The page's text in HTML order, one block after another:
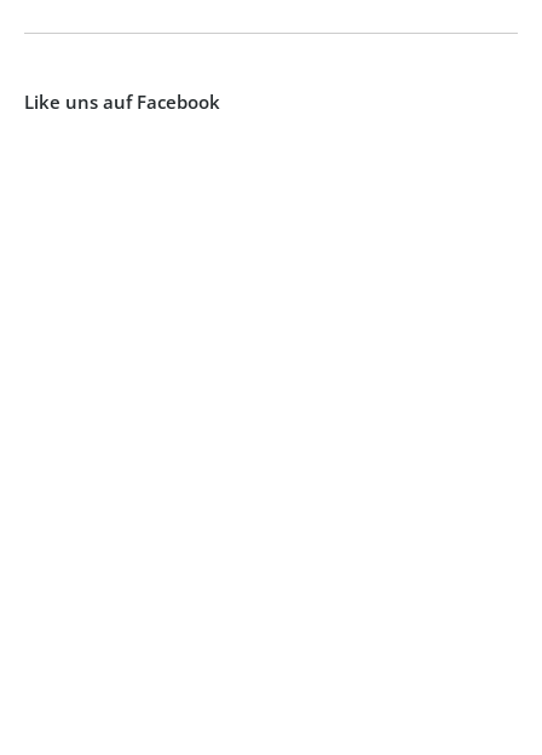
Like uns auf Facebook